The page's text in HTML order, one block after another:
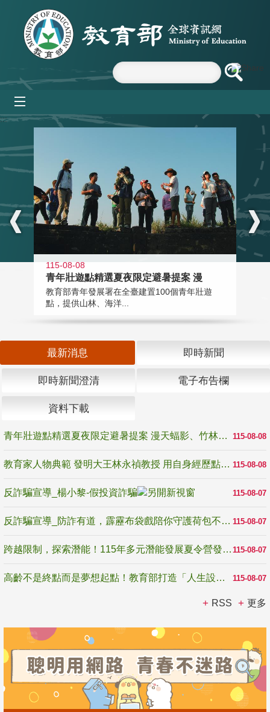
跳到主要內容區塊
:::
115-08-08
青年壯遊點精選夏夜限定避暑提案 漫
教育部青年發展署在全臺建置100個青年壯遊
點，提供山林、海洋...
最新消息 即時新聞
即時新聞澄清 電子布告欄
資料下載
115-08-08
青年壯遊點精選夏夜限定避暑提案 漫天蝠影、竹林尋蛙、茶香夜觀 邀青年暮色出發
115-08-08
教育家人物典範 發明大王林永禎教授 用自身經歷點亮學生的路
115-08-07
反詐騙宣導_楊小黎-假投資詐騙
115-08-07
反詐騙宣導_防詐有道，霹靂布袋戲陪你守護荷包不受騙
115-08-07
跨越限制，探索潛能！115年多元潛能發展夏令營發掘生命無限可能
115-08-07
高齡不是終點而是夢想起點！教育部打造「人生設計夢工場」 參展第3屆高齡健康產業博覽會
RSS 更多